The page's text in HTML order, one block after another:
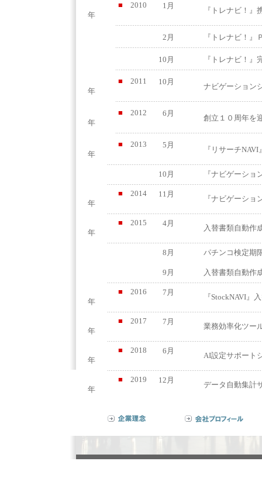
■ 2010
年
1月
『トレナビ！』
2月 『トレナビ！』
10月 『トレナビ！』
■ 2011
年
10月
ナビゲーション
■ 2012
年
6月
創立１０周年を
■ 2013
年
5月
『リサーチ
10月 『ナビゲーショ
■ 2014
年
11月
『ナビゲーシ
■ 2015
年
4月
入替書類自動作
8月 パチンコ検定期
9月 入替書類自動作
■ 2016
年
7月
『StockNAVI』
■ 2017
年
7月
業務効率化ツー
■ 2018
年
6月
AI設定サポート
■ 2019
年
12月
データ自動集計